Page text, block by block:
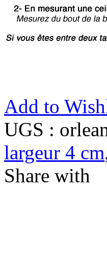
Add to
UGS :
largeur 4 cm
Share with